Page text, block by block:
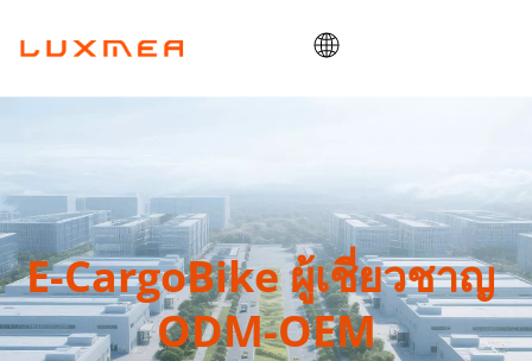
คาร์โก้ไบค์
คุณประโยชน์
โอเอ็มดี/โออีเอ็ม
บล็อก
E-CargoBike ผู้เชี่ยวชาญ
ODM-OEM